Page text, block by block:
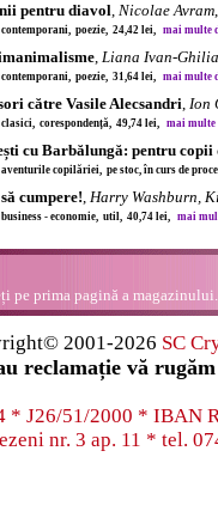
pentru diavol, Nicolae Avram
poezie, 24,42 lei, mai multe
, Liana Ivan-Ghilia
poezie, 31,64 lei, mai multe
către Vasile Alecsandri, Ion
corespondență, 49,74 lei, mai multe
cu Barbălungă: pentru copii
copilăriei, pe stoc, în curs de
cumpere!, Harry Washburn,
- economie, util, 40,74 lei, mai
pe prima pagină a
2001-2026 SC
reclamație vă
* J26/51/2000 * IBAN
nr. 3 ap. 11 * tel.